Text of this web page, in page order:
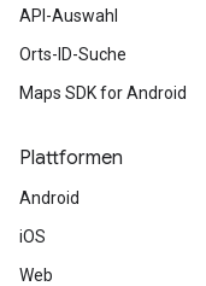
API-Auswahl
Orts-ID-Suche
Maps SDK for Android
Plattformen
Android
iOS
Web